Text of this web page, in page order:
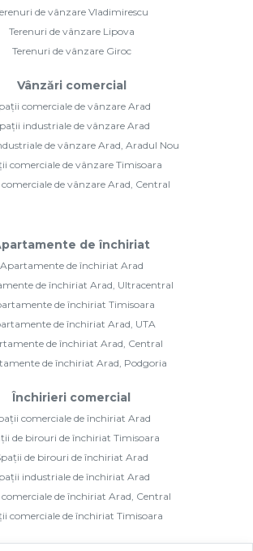
de vânzare Vladimirescu
Terenuri de vânzare Lipova
Terenuri de vânzare Giroc
Vânzări comercial
comerciale de vânzare Arad
industriale de vânzare Arad
de vânzare Arad, Aradul Nou
comerciale de vânzare Timisoara
de vânzare Arad, Central
de închiriat
Apartamente de închiriat Arad
de închiriat Arad, Ultracentral
de închiriat Timisoara
de închiriat Arad, UTA
de închiriat Arad, Central
de închiriat Arad, Podgoria
Închirieri comercial
comerciale de închiriat Arad
de birouri de închiriat Timisoara
de birouri de închiriat Arad
industriale de închiriat Arad
de închiriat Arad, Central
comerciale de închiriat Timisoara